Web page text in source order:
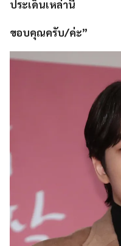
ประเด็นเหล่านี้
ขอบคุณครับ/ค่ะ”